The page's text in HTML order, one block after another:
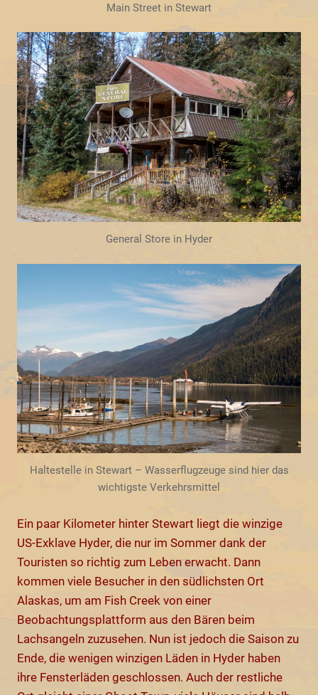
Main Street in Stewart
General Store in Hyder
Haltestelle in Stewart – Wasserflugzeuge sind hier das
wichtigste Verkehrsmittel
Ein paar Kilometer hinter Stewart liegt die winzige
US-Exklave Hyder, die nur im Sommer dank der
Touristen so richtig zum Leben erwacht. Dann
kommen viele Besucher in den südlichsten Ort
Alaskas, um am Fish Creek von einer
Beobachtungsplattform aus den Bären beim
Lachsangeln zuzusehen. Nun ist jedoch die Saison zu
Ende, die wenigen winzigen Läden in Hyder haben
ihre Fensterläden geschlossen. Auch der restliche